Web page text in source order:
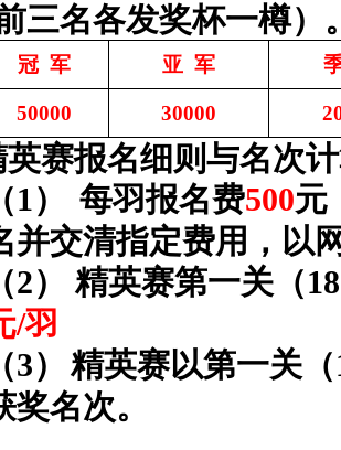
前三名各发奖杯一樽）
冠 军 亚 军
50000 30000
英赛报名细则与名次
（1） 每羽报名费500元
并交清指定费用，以
（2） 精英赛第一关（
/羽
（3） 精英赛以第一关（
奖名次。